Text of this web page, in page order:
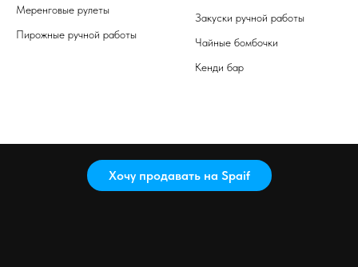
Меренговые рулеты
Пирожные ручной работы
Закуски ручной работы
Чайные бомбочки
Кенди бар
Хочу продавать на Spaif